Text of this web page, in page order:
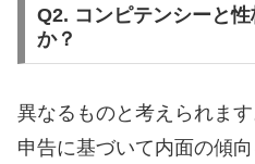
Q2. コンピテンシーと
か？
異なるものと考えられま
申告に基づいて内面の傾